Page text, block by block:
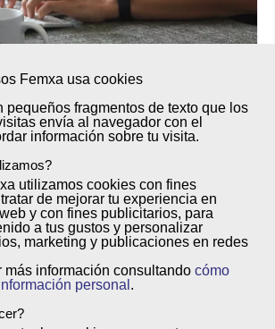
Femxa usa cookies
pequeños fragmentos de textoque los
envía al navegadorcon el
información sobre tu visita.
utilizamos cookies con fines
de mejorar tu experiencia en
y con fines publicitarios, para
a tus gustos y personalizar
marketing y publicaciones en redes
más información consultando cómo
personal .
de WordPress
online con certificado. Aprende
tus webs en WordPress y
horas + 95 horas extras